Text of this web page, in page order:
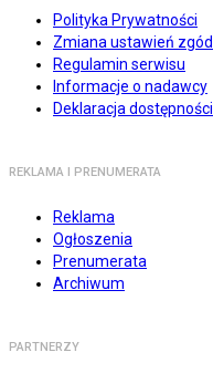
Polityka Prywatności
Zmiana ustawień zgód
Regulamin serwisu
Informacje o nadawcy
Deklaracja dostępności
REKLAMA I PRENUMERATA
Reklama
Ogłoszenia
Prenumerata
Archiwum
PARTNERZY